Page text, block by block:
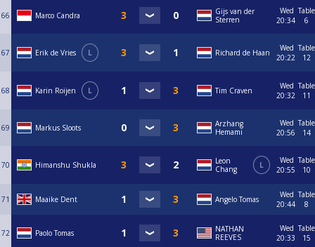
66 Marco Candra
Gijs van der
Sterren
Wed
20:34
Table
6
67 Erik de Vries L Richard de Haan
Wed
20:22
Table
12
68 Karin Roijen L Tim Craven
Wed
20:32
Table
11
69 Markus Sloots
Arzhang
Hemami
Wed
20:56
Table
14
70 Himanshu Shukla
Leon
Chang
L
Wed
20:55
Table
10
71 Maaike Dent Angelo Tomas
Wed
20:44
Table
8
72 Paolo Tomas
NATHAN
REEVES
Wed
20:33
Table
15